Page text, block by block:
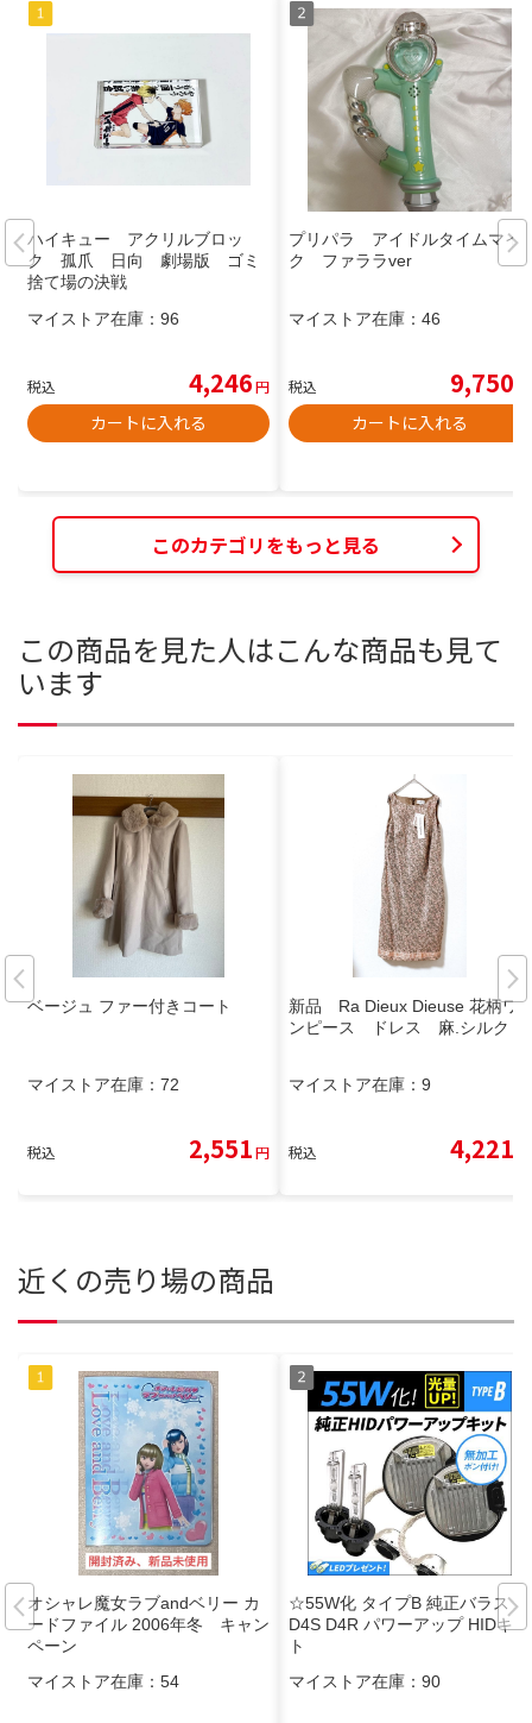
ハイキュー アクリルブロッ
ク 孤爪 日向 劇場版 ゴミ
捨て場の決戦
マイストア在庫： 96
税込 4,246円
カートに入れる
プリパラ アイドルタイムマイ
ク ファララver
マイストア在庫： 46
税込 9,750
カートに入れる
このカテゴリをもっと見る
この商品を見た人はこんな商品も見て
います
ベージュ ファー付きコート
マイストア在庫： 72
税込 2,551円
新品 Ra Dieux Dieuse 花柄ワ
ンピース ドレス 麻.シルク M
マイストア在庫： 9
税込 4,221
近くの売り場の商品
オシャレ魔女ラブandベリー カ
ードファイル 2006年冬 キャン
ペーン
マイストア在庫： 54
☆55W化 タイプB 純正バラスト
D4S D4R パワーアップ HIDキッ
ト
マイストア在庫： 90